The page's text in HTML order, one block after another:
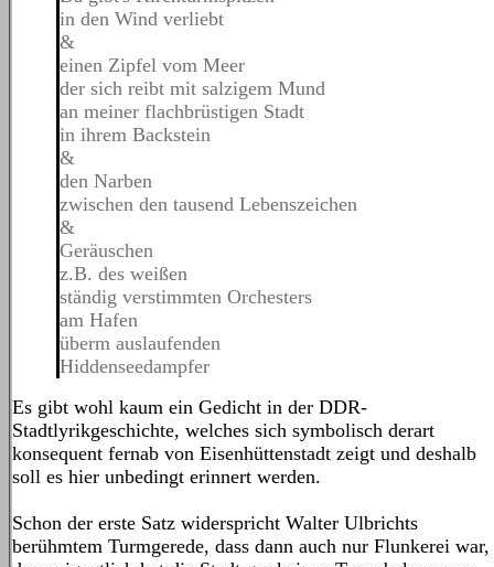
in den Wind verliebt
&
einen Zipfel vom Meer
der sich reibt mit salzigem Mund
an meiner flachbrüstigen Stadt
in ihrem Backstein
&
den Narben
zwischen den tausend Lebenszeichen
&
Geräuschen
z.B. des weißen
ständig verstimmten Orchesters
am Hafen
überm auslaufenden
Hiddenseedampfer
Es gibt wohl kaum ein Gedicht in der DDR-
Stadtlyrikgeschichte, welches sich symbolisch derart
konsequent fernab von Eisenhüttenstadt zeigt und deshalb
soll es hier unbedingt erinnert werden.
Schon der erste Satz widerspricht Walter Ulbrichts
berühmtem Turmgerede, dass dann auch nur Flunkerei war,